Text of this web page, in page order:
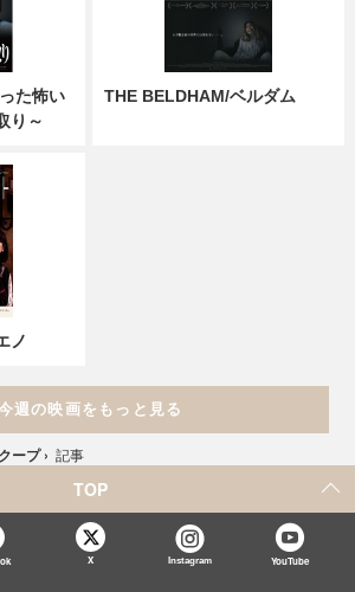
た怖い
り～
THE BELDHAM/ベルダム
ノ
週の映画をもっと見る
ープ › 記事
TOP
X Instagram YouTube